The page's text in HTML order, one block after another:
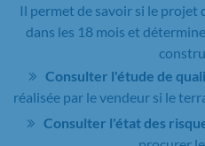
Il permet de savoir si le
dans les 18 mois et
Consulter l'étude de
réalisée par le vendeur si le
Consulter l'état des